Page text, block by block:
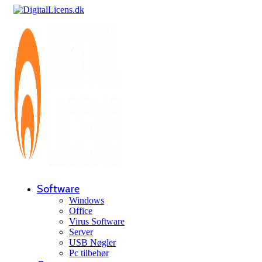
Software
Windows
Office
Virus Software
Server
USB Nøgler
Pc tilbehør